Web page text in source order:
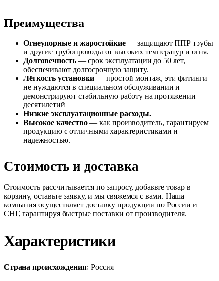
Преимущества
Огнеупорные и жаростойкие — защищают ППР трубы
и другие трубопроводы от высоких температур и огня.
Долговечность — срок эксплуатации до 50 лет,
обеспечивают долгосрочную защиту.
Лёгкость установки — простой монтаж, эти фитинги
не нуждаются в специальном обслуживании и
демонстрируют стабильную работу на протяжении
десятилетий.
Низкие эксплуатационные расходы.
Высокое качество — как производитель, гарантируем
продукцию с отличными характеристиками и
надежностью.
Стоимость и доставка
Стоимость рассчитывается по запросу, добавьте товар в
корзину, оставьте заявку, и мы свяжемся с вами. Наша
компания осуществляет доставку продукции по России и
СНГ, гарантируя быстрые поставки от производителя.
Характеристики
Страна происхождения: Россия